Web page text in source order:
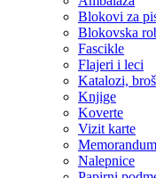
Blokovi za
Blokovska
Fascikle
Flajeri i leci
Katalozi,
Knjige
Koverte
Vizit karte
Nalepnice